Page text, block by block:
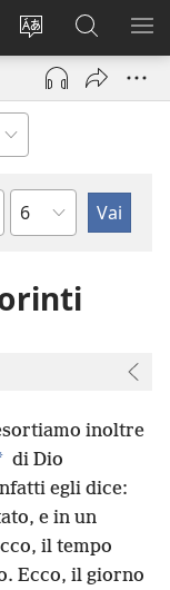
Modificare
lingua
Accedi
(apre
nuova
finestra)
Cerca
in
JW.ORG
Capitolo
inoltre
di Dio
egli dice:
e in un
il tempo
Ecco, il giorno